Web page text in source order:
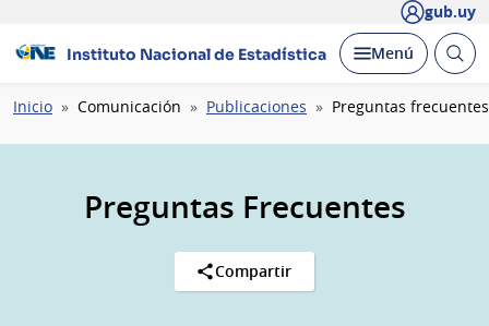
gub.uy
Instituto Nacional de Estadística Desplegar
Menú Abrir
Ruta
navegación
Inicio Comunicación Publicaciones Preguntas frecuentes
Preguntas Frecuentes
Compartir